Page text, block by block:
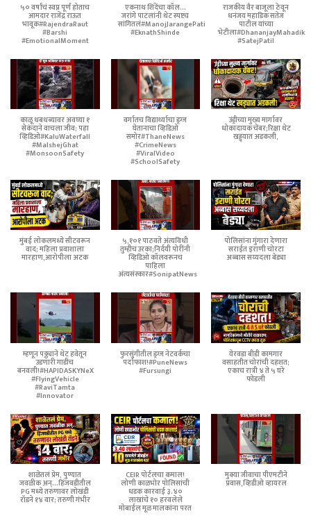
५० वर्षांचं स्वप्न पूर्ण होताच
आमदार राजेंद्र राऊत
भावूक#RajendraRaut
#Barshi
#EmotionalMoment
एकनाथ शिंदेंचा कॉल...
जरांगे पाटलांनी थेट स्पष्टच
सांगितलं#ManojJarangePatil
#EknathShinde
राजकीय वैर बाजूला ठेवून
धनंजय महाडिक सतेज
पाटील यांच्या
भेटीला#DhananjayMahadik
#SatejPatil
काळू धबधब्यावर अवघ्या १
सेकंदाने वाचला जीव; पहा
व्हिडिओ#KaluWaterfall
#MalshejGhat
#MonsoonSafety
वर्गातच विद्यार्थ्याचा ड्रग्ज
घेतानाचा व्हिडिओ
समोर#ThaneNews
#CrimeNews
#ViralVideo
#SchoolSafety
उंड्रीच्या मुख्य मार्गावर
धोकादायक चेंबर;रिक्षा थेट
खड्ड्यात अडकली,
मुंबई लोकलमध्ये सीटवरून
वाद; महिला प्रवाशाला
मारहाण,आरोपीला अटक
५,१०१ पाठवते अंत्यविधी
तुम्हीच उरका;निर्दयी पोरींनी
व्हिडिओ कॉलवरूनच
पाहिला
अंत्यसंस्कार#SonipatNews
पोलिसांना गुंगारा देणारा
सराईत इराणी चोरटा
अब्बास सय्यदला बेड्या
म्हणून पठ्ठ्याने थेट हवेतून
उडणारी गाडीच
बनवली!#HAPIDASKYNeX
#FlyingVehicle
#RaviTamta
#Innovator
फुरसुंगीतील ड्रग्ज नेटवर्कचा
पर्दाफाश!#PuneNews
#Fursungi
येरवडा बीडी कामगार
वसाहतीत चोरांची दहशत;
एकाच रात्री ४ ते ५ घरे
फोडली
शाळेतलं प्रेम, पुण्यात
जवळीक अन्...हिंजवडीतील
PG मध्ये तरुणावर लोखंडी
रॉडने १४ वार; तरुणी गंभीर
CEIR पोर्टलचा कमाल!
लोणी काळभोर पोलिसांची
धडक कारवाई ३.४०
लाखांचे १० हरवलेले
मोबाईल मूळ मालकांना परत
मुक्या जीवाचा पीएमटीने
प्रवास,व्हिडीओ व्हायरल